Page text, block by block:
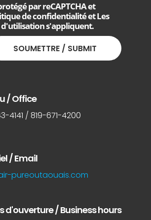
par reCAPTCHA et
de confidentialitéetLes
s'appliquent.
/ Office
4141 / 819-671-4200
/ Email
pureoutaouais.com
d'ouverture / Business hours